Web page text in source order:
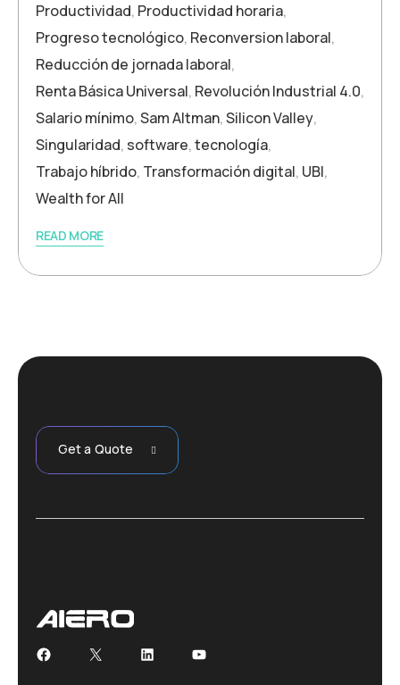
Productividad, Productividad horaria,
Progreso tecnológico, Reconversion laboral,
Reducción de jornada laboral,
Renta Básica Universal, Revolución Industrial 4.0,
Salario mínimo,Sam Altman,Silicon Valley,
Singularidad, software,tecnología,
Trabajo híbrido, Transformación digital, UBI,
Wealth for All
READ MORE
Get a Quote
Facebook
X LinkedInYouTube